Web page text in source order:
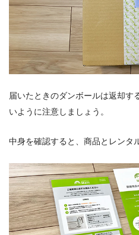
届いたときのダンボールは返却す
いように注意しましょう。
中身を確認すると、商品とレンタ